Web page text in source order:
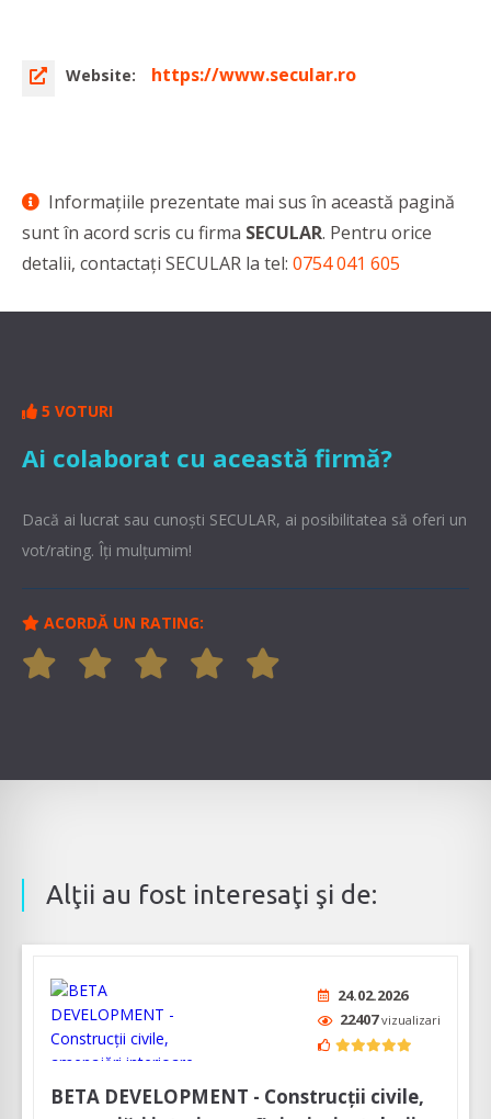
Website: https://www.secular.ro
Informaţiile prezentate mai sus în această pagină
sunt în acord scris cu firma SECULAR. Pentru orice
detalii, contactaţi SECULAR la tel: 0754 041 605
5 VOTURI
Ai colaborat cu această firmă?
Dacă ai lucrat sau cunoşti SECULAR, ai posibilitatea să oferi un
vot/rating. Îți mulțumim!
ACORDĂ UN RATING:
Alţii au fost interesaţi şi de:
24.02.2026
22407vizualizari
BETA DEVELOPMENT - Construcții civile,